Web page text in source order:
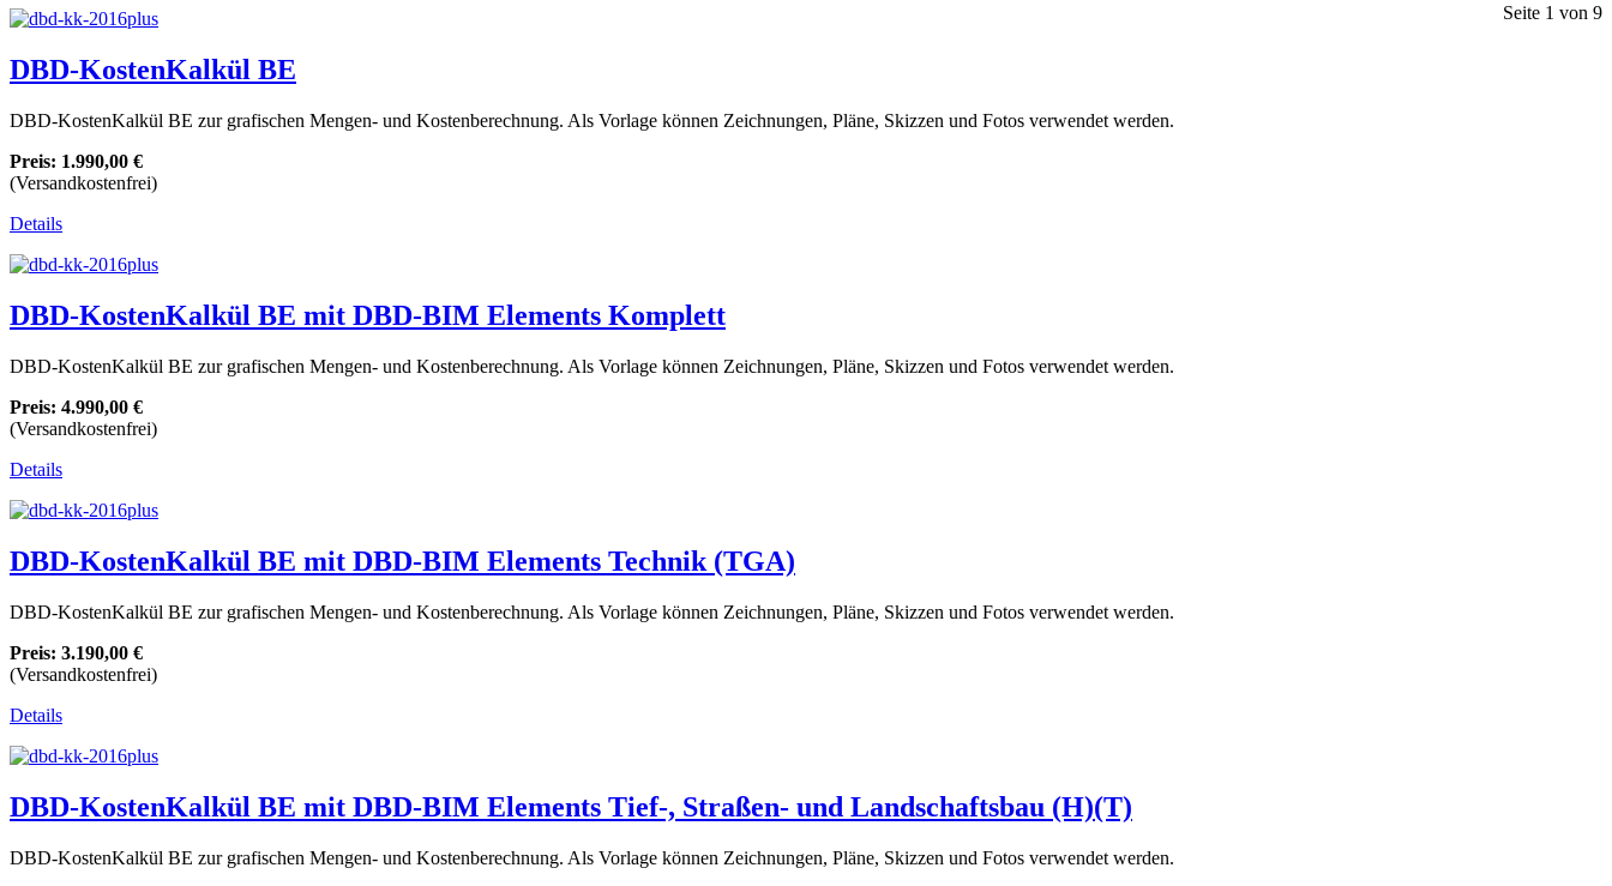
Seite 1 von 9
DBD-KostenKalkül BE
DBD-KostenKalkül BE zur grafischen Mengen- und Kostenberechnung. Als Vorlage können Zeichnungen, Pläne, Skizzen und Fotos verwendet werden.
Preis: 1.990,00 €
(Versandkostenfrei)
Details
DBD-KostenKalkül BE mit DBD-BIM Elements Komplett
DBD-KostenKalkül BE zur grafischen Mengen- und Kostenberechnung. Als Vorlage können Zeichnungen, Pläne, Skizzen und Fotos verwendet werden.
Preis: 4.990,00 €
(Versandkostenfrei)
Details
DBD-KostenKalkül BE mit DBD-BIM Elements Technik (TGA)
DBD-KostenKalkül BE zur grafischen Mengen- und Kostenberechnung. Als Vorlage können Zeichnungen, Pläne, Skizzen und Fotos verwendet werden.
Preis: 3.190,00 €
(Versandkostenfrei)
Details
DBD-KostenKalkül BE mit DBD-BIM Elements Tief-, Straßen- und Landschaftsbau (H)(T)
DBD-KostenKalkül BE zur grafischen Mengen- und Kostenberechnung. Als Vorlage können Zeichnungen, Pläne, Skizzen und Fotos verwendet werden.